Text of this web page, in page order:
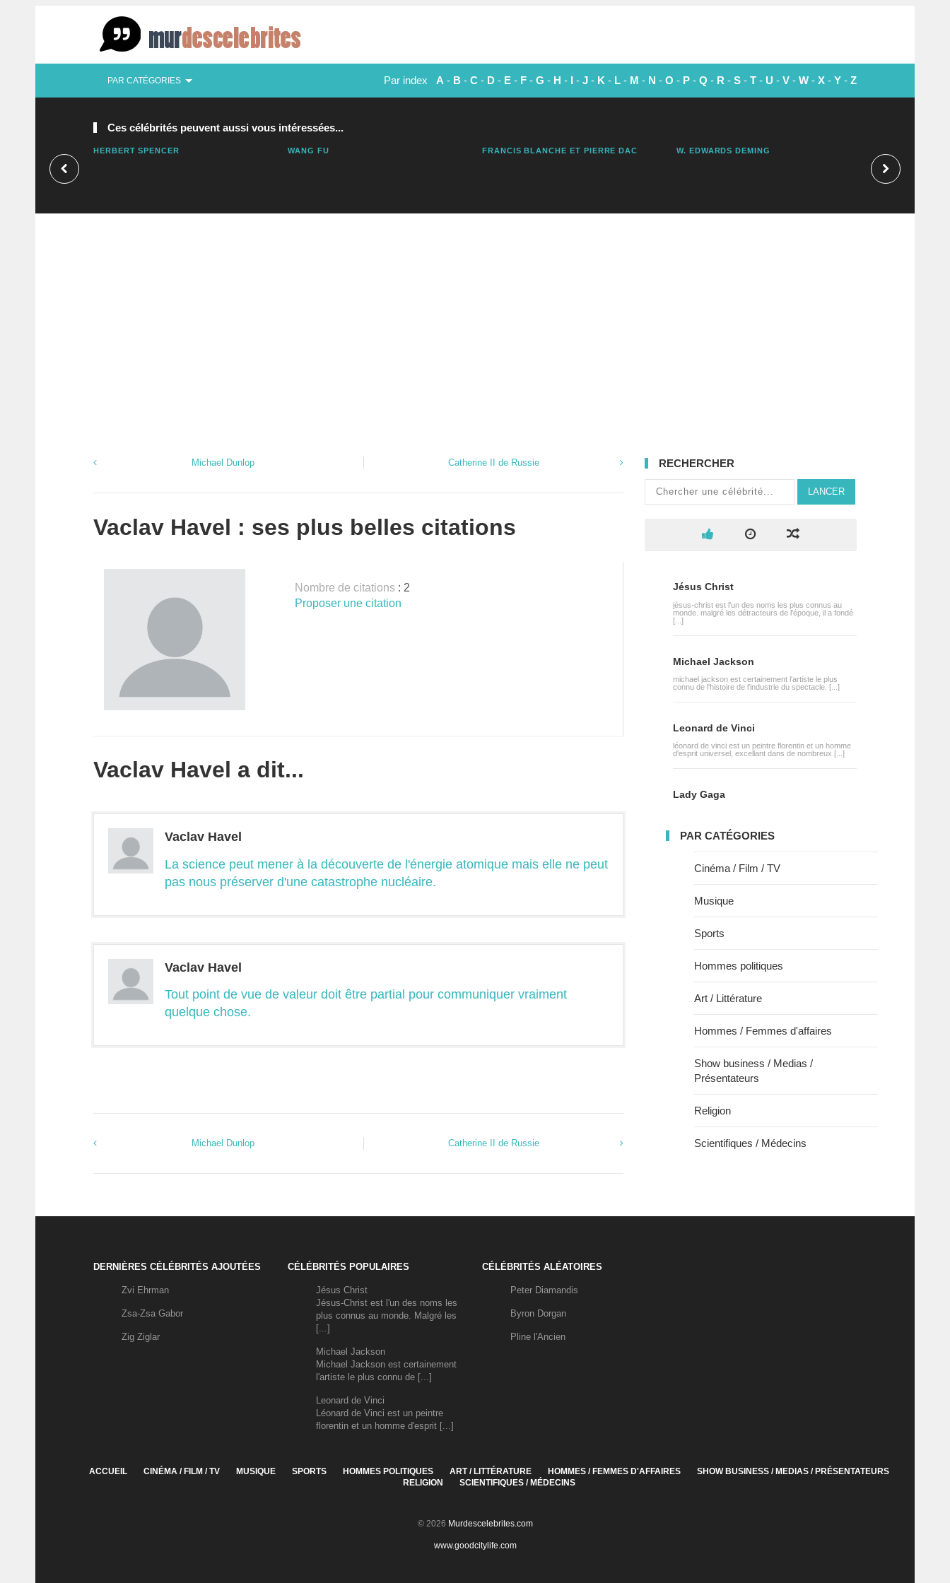
PAR CATÉGORIES Par index A - B - C - D - E - F - G - H - I - J - K - L - M - N - O - P - Q - R - S - T - U - V - W - X - Y - Z
Ces célébrités peuvent aussi vous intéressées...
HERBERT SPENCER WANG FU FRANCIS BLANCHE ET PIERRE DAC W. EDWARDS DEMING
Michael Dunlop Catherine II de Russie
Vaclav Havel : ses plus belles citations
Nombre de citations : 2
Proposer une citation
Vaclav Havel a dit...
Vaclav Havel
La science peut mener à la découverte de l'énergie atomique mais elle ne peut
pas nous préserver d'une catastrophe nucléaire.
Vaclav Havel
Tout point de vue de valeur doit être partial pour communiquer vraiment
quelque chose.
Michael Dunlop Catherine II de Russie
RECHERCHER
LANCER
Jésus Christ
jésus-christ est l'un des noms les plus connus au
monde. malgré les détracteurs de l'époque, il a fondé
[...]
Michael Jackson
michael jackson est certainement l'artiste le plus
connu de l'histoire de l'industrie du spectacle. [...]
Leonard de Vinci
léonard de vinci est un peintre florentin et un homme
d'esprit universel, excellant dans de nombreux [...]
Lady Gaga
PAR CATÉGORIES
Cinéma / Film / TV
Musique
Sports
Hommes politiques
Art / Littérature
Hommes / Femmes d'affaires
Show business / Medias /
Présentateurs
Religion
Scientifiques / Médecins
DERNIÈRES CÉLÉBRITÉS AJOUTÉES
Zvi Ehrman
Zsa-Zsa Gabor
Zig Ziglar
CÉLÉBRITÉS POPULAIRES
Jésus Christ
Jésus-Christ est l'un des noms les
plus connus au monde. Malgré les
[...]
Michael Jackson
Michael Jackson est certainement
l'artiste le plus connu de [...]
Leonard de Vinci
Léonard de Vinci est un peintre
florentin et un homme d'esprit [...]
CÉLÉBRITÉS ALÉATOIRES
Peter Diamandis
Byron Dorgan
Pline l'Ancien
ACCUEIL CINÉMA / FILM / TV MUSIQUE SPORTS HOMMES POLITIQUES ART / LITTÉRATURE HOMMES / FEMMES D'AFFAIRES
SHOW BUSINESS / MEDIAS / PRÉSENTATEURS
RELIGION
SCIENTIFIQUES / MÉDECINS
© 2026 Murdescelebrites.com
www.goodcitylife.com